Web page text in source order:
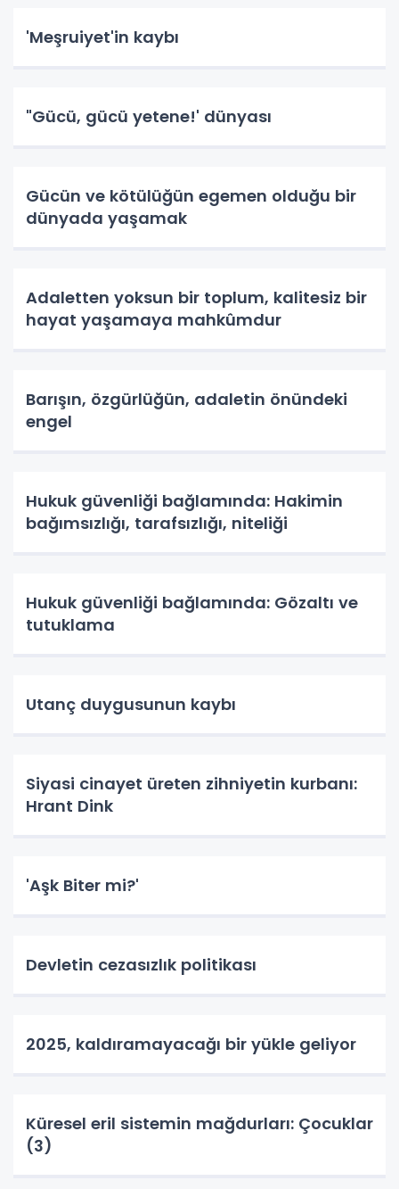
'Meşruiyet'in kaybı
"Gücü, gücü yetene!' dünyası
Gücün ve kötülüğün egemen olduğu bir
dünyada yaşamak
Adaletten yoksun bir toplum, kalitesiz bir
hayat yaşamaya mahkûmdur
Barışın, özgürlüğün, adaletin önündeki
engel
Hukuk güvenliği bağlamında: Hakimin
bağımsızlığı, tarafsızlığı, niteliği
Hukuk güvenliği bağlamında: Gözaltı ve
tutuklama
Utanç duygusunun kaybı
Siyasi cinayet üreten zihniyetin kurbanı:
Hrant Dink
'Aşk Biter mi?'
Devletin cezasızlık politikası
2025, kaldıramayacağı bir yükle geliyor
Küresel eril sistemin mağdurları: Çocuklar
(3)